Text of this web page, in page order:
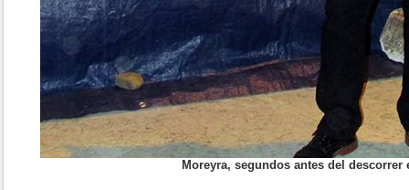
Moreyra, segundos antes del descorrer